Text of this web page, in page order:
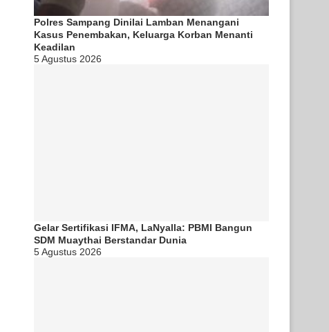
Polres Sampang Dinilai Lamban Menangani
Kasus Penembakan, Keluarga Korban Menanti
Keadilan
5 Agustus 2026
Gelar Sertifikasi IFMA, LaNyalla: PBMI Bangun
SDM Muaythai Berstandar Dunia
5 Agustus 2026